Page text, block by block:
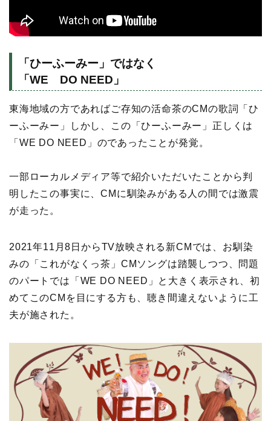
「ひーふーみー」ではなく
「WE DO NEED」
東海地域の方であればご存知の活命茶のCMの歌詞「ひ
ーふーみー」しかし、この「ひーふーみー」正しくは
「WE DO NEED」のであったことが発覚。
一部ローカルメディア等で紹介いただいたことから判
明したこの事実に、CMに馴染みがある人の間では激震
が走った。
2021年11月8日からTV放映される新CMでは、お馴染
みの「これがなくっ茶」CMソングは踏襲しつつ、問題
のパートでは「WE DO NEED」と大きく表示され、初
めてこのCMを目にする方も、聴き間違えないように工
夫が施された。